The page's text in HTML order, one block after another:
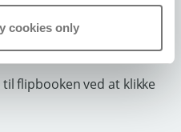
cookies only
script-indsættelse,